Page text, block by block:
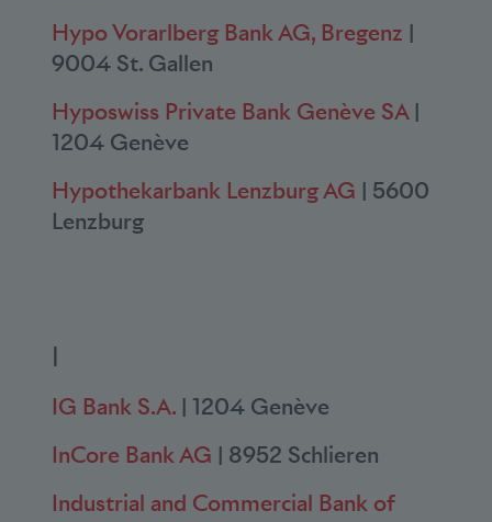
Hypo Vorarlberg Bank AG, Bregenz |
9004 St. Gallen
Hyposwiss Private Bank Genève SA|
1204 Genève
Hypothekarbank Lenzburg AG | 5600
Lenzburg
I
IG Bank S.A. | 1204 Genève
InCore Bank AG | 8952 Schlieren
Industrial and Commercial Bank of